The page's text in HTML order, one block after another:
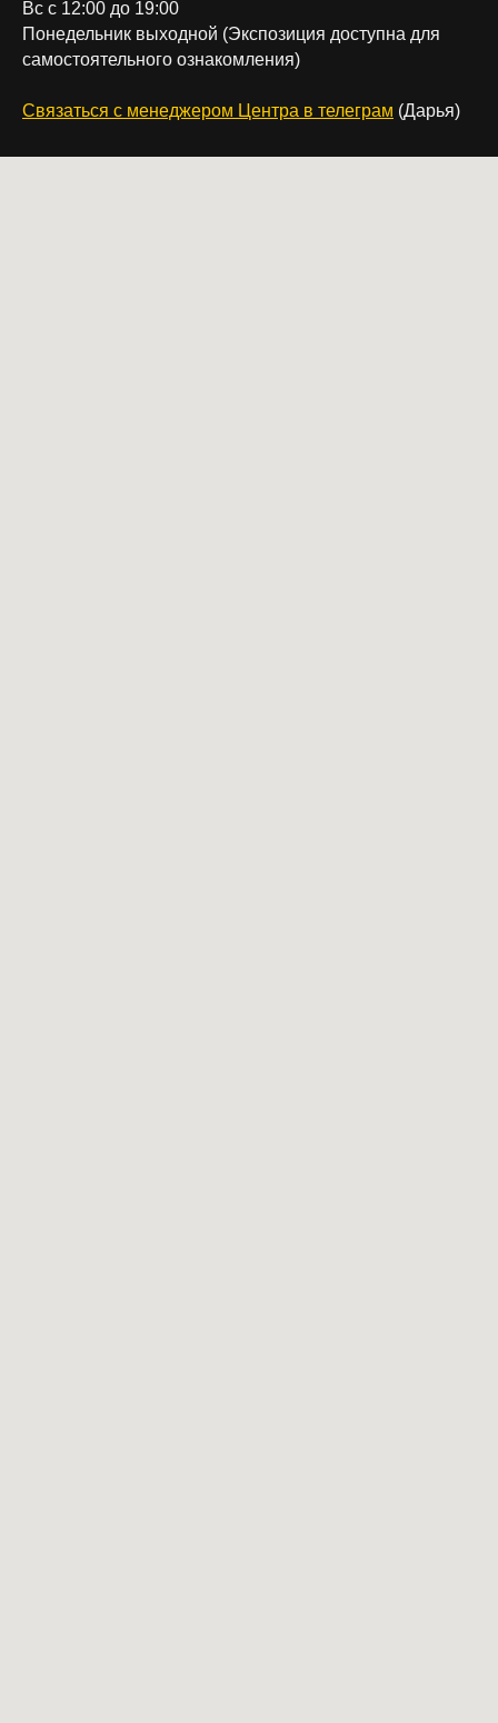
Вс с 12:00 до 19:00
Понедельник выходной (Экспозиция доступна для
самостоятельного ознакомления)
Связаться с менеджером Центра в телеграм (Дарья)